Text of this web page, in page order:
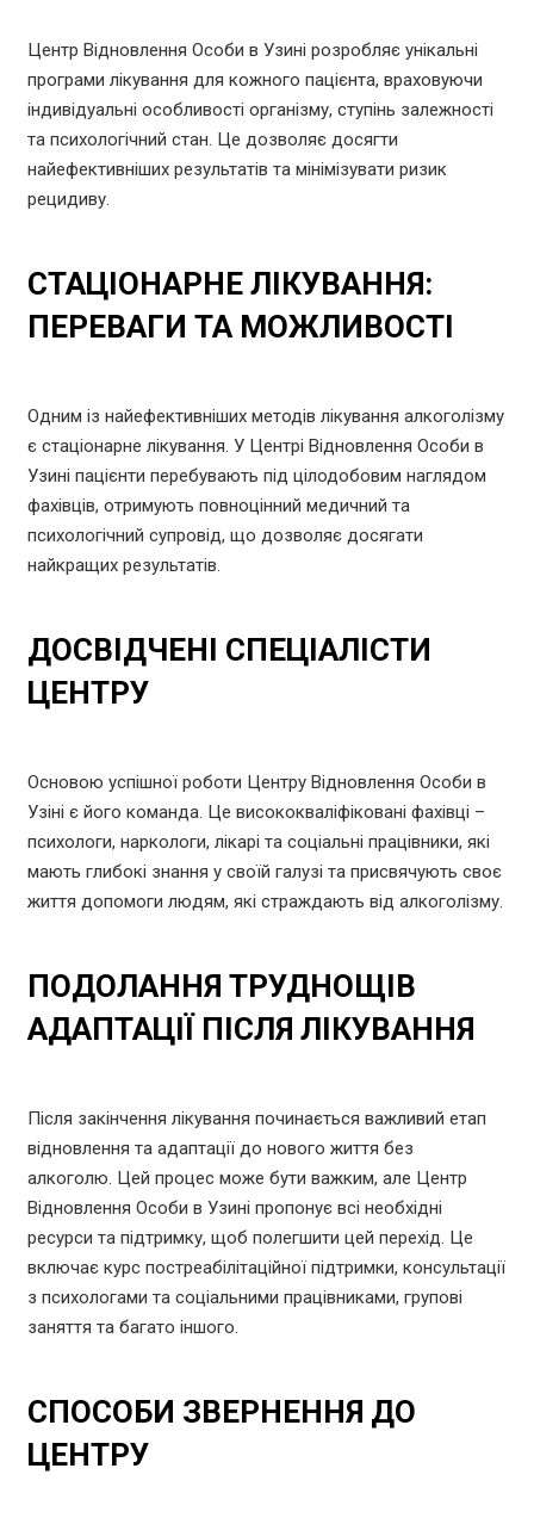
Центр Відновлення Особи в Узині розробляє унікальні
програми лікування для кожного пацієнта, враховуючи
індивідуальні особливості організму, ступінь залежності
та психологічний стан. Це дозволяє досягти
найефективніших результатів та мінімізувати ризик
рецидиву.
СТАЦІОНАРНЕ ЛІКУВАННЯ:
ПЕРЕВАГИ ТА МОЖЛИВОСТІ
Одним із найефективніших методів лікування алкоголізму
є стаціонарне лікування. У Центрі Відновлення Особи в
Узині пацієнти перебувають під цілодобовим наглядом
фахівців, отримують повноцінний медичний та
психологічний супровід, що дозволяє досягати
найкращих результатів.
ДОСВІДЧЕНІ СПЕЦІАЛІСТИ
ЦЕНТРУ
Основою успішної роботи Центру Відновлення Особи в
Узіні є його команда. Це висококваліфіковані фахівці –
психологи, наркологи, лікарі та соціальні працівники, які
мають глибокі знання у своїй галузі та присвячують своє
життя допомоги людям, які страждають від алкоголізму.
ПОДОЛАННЯ ТРУДНОЩІВ
АДАПТАЦІЇ ПІСЛЯ ЛІКУВАННЯ
Після закінчення лікування починається важливий етап
відновлення та адаптації до нового життя без
алкоголю. Цей процес може бути важким, але Центр
Відновлення Особи в Узині пропонує всі необхідні
ресурси та підтримку, щоб полегшити цей перехід. Це
включає курс постреабілітаційної підтримки, консультації
з психологами та соціальними працівниками, групові
заняття та багато іншого.
СПОСОБИ ЗВЕРНЕННЯ ДО
ЦЕНТРУ